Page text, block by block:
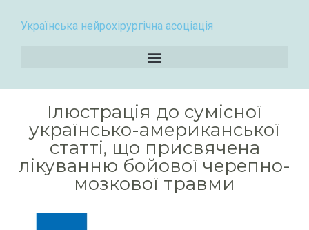
Українська нейрохірургічна асоціація
Ілюстрація до сумісної
українсько-американської
статті, що присвячена
лікуванню бойової черепно-
мозкової травми